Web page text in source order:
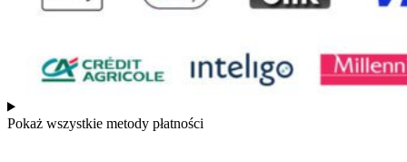
Pokaż wszystkie metody płatności